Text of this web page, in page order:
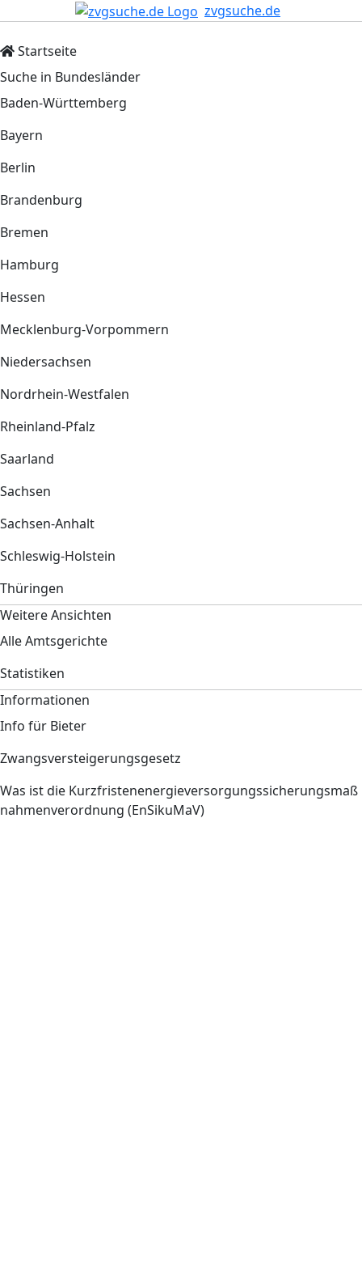
zvgsuche.de
Startseite
Suche in Bundesländer
Baden-Württemberg
Bayern
Berlin
Brandenburg
Bremen
Hamburg
Hessen
Mecklenburg-Vorpommern
Niedersachsen
Nordrhein-Westfalen
Rheinland-Pfalz
Saarland
Sachsen
Sachsen-Anhalt
Schleswig-Holstein
Thüringen
Weitere Ansichten
Alle Amtsgerichte
Statistiken
Informationen
Info für Bieter
Zwangsversteigerungsgesetz
Was ist die Kurzfristenenergieversorgungssicherungsmaß
nahmenverordnung (EnSikuMaV)